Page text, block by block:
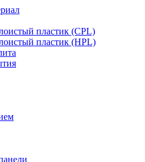
пластик (CPL)
пластик (HPL)